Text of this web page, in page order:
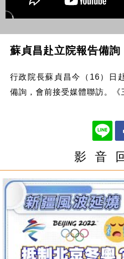
蘇貞昌赴立院報告備
行政院長蘇貞昌今（16）日
備詢，會前接受媒體聯訪。《
影 音